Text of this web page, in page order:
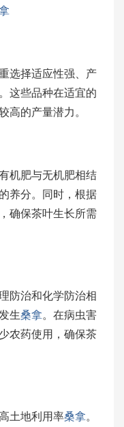
选择适应性强、产
。这些品种在适宜的
高的产量潜力。
机肥与无机肥相结
养分。同时，根据
确保茶叶生长所需
防治和化学防治相
生桑拿。在病虫害
农药使用，确保茶
土地利用率桑拿。